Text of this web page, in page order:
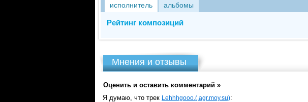
исполнитель альбомы
Рейтинг композиций
Мнения и отзывы
Оценить и оставить комментарий »
Я думаю, что трек Lehhhgooo.(.agr.moy.su):